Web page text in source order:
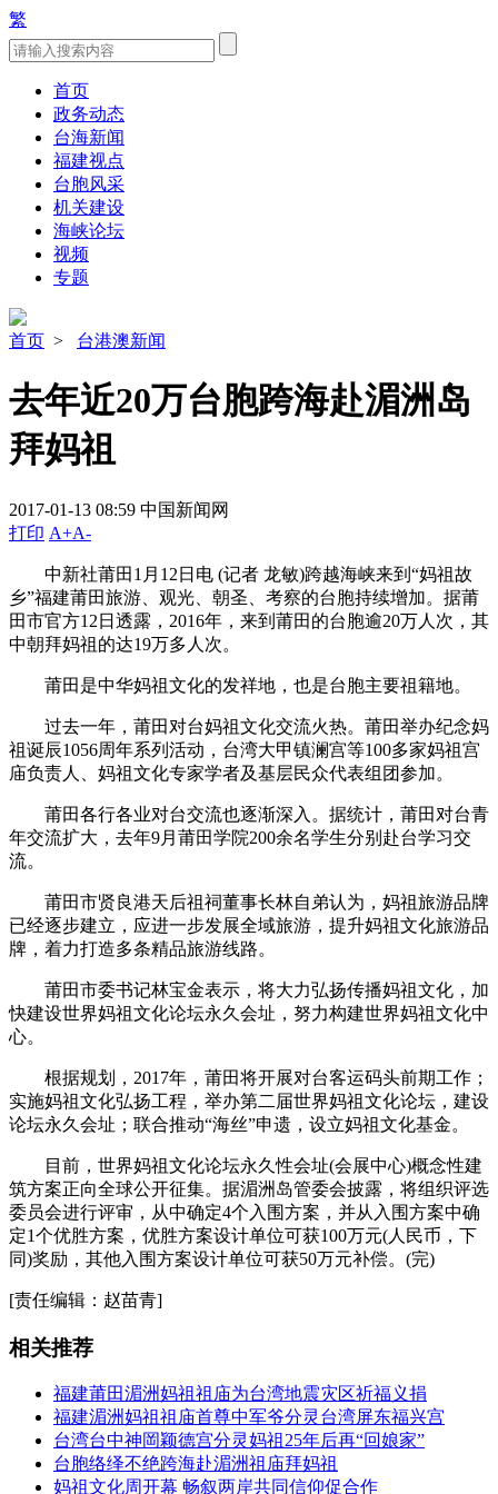
繁
首页
政务动态
台海新闻
福建视点
台胞风采
机关建设
海峡论坛
视频
专题
首页 > 台港澳新闻
去年近20万台胞跨海赴湄洲岛
拜妈祖
2017-01-13 08:59 中国新闻网
打印 A+A-
中新社莆田1月12日电 (记者 龙敏)跨越海峡来到“妈祖故
乡”福建莆田旅游、观光、朝圣、考察的台胞持续增加。据莆
田市官方12日透露，2016年，来到莆田的台胞逾20万人次，其
中朝拜妈祖的达19万多人次。
莆田是中华妈祖文化的发祥地，也是台胞主要祖籍地。
过去一年，莆田对台妈祖文化交流火热。莆田举办纪念妈
祖诞辰1056周年系列活动，台湾大甲镇澜宫等100多家妈祖宫
庙负责人、妈祖文化专家学者及基层民众代表组团参加。
莆田各行各业对台交流也逐渐深入。据统计，莆田对台青
年交流扩大，去年9月莆田学院200余名学生分别赴台学习交
流。
莆田市贤良港天后祖祠董事长林自弟认为，妈祖旅游品牌
已经逐步建立，应进一步发展全域旅游，提升妈祖文化旅游品
牌，着力打造多条精品旅游线路。
莆田市委书记林宝金表示，将大力弘扬传播妈祖文化，加
快建设世界妈祖文化论坛永久会址，努力构建世界妈祖文化中
心。
根据规划，2017年，莆田将开展对台客运码头前期工作；
实施妈祖文化弘扬工程，举办第二届世界妈祖文化论坛，建设
论坛永久会址；联合推动“海丝”申遗，设立妈祖文化基金。
目前，世界妈祖文化论坛永久性会址(会展中心)概念性建
筑方案正向全球公开征集。据湄洲岛管委会披露，将组织评选
委员会进行评审，从中确定4个入围方案，并从入围方案中确
定1个优胜方案，优胜方案设计单位可获100万元(人民币，下
同)奖励，其他入围方案设计单位可获50万元补偿。(完)
[责任编辑：赵苗青]
相关推荐
福建莆田湄洲妈祖祖庙为台湾地震灾区祈福义捐
福建湄洲妈祖祖庙首尊中军爷分灵台湾屏东福兴宫
台湾台中神岡颖德宫分灵妈祖25年后再“回娘家”
台胞络绎不绝跨海赴湄洲祖庙拜妈祖
妈祖文化周开幕 畅叙两岸共同信仰促合作